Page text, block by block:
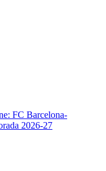
FC Barcelona-
2026-27